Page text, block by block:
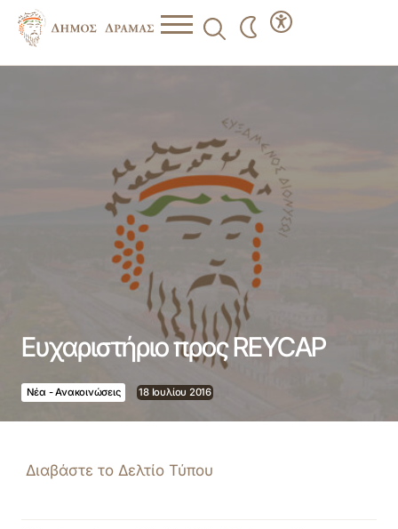
Ευχαριστήριο προς REYCAP
Νέα - Ανακοινώσεις 18 Ιουλίου 2016
Διαβάστε το Δελτίο Τύπου